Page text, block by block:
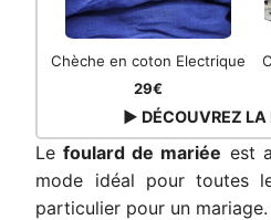
Chèche en coton Electrique
29€
▶ DÉCOUVREZ
Le foulard de mariée est
mode idéal pour toutes
particulier pour un